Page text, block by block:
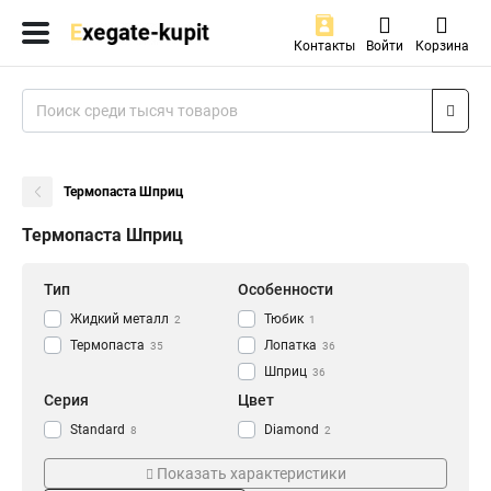
Контакты Войти Корзина
Термопаста Шприц
Термопаста Шприц
Тип
Жидкий металл 2
Термопаста 35
Особенности
Тюбик 1
Лопатка 36
Шприц 36
Серия
Standard 8
PLUS 9
Цвет
Diamond 2
Platinum 3
Bronze 3
Показать характеристики